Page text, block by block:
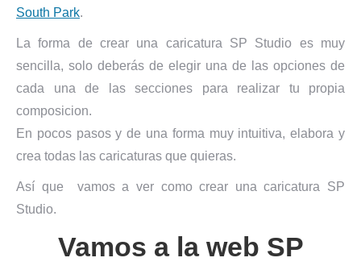
South Park.
La forma de crear una caricatura SP Studio es muy
sencilla, solo deberás de elegir una de las opciones de
cada una de las secciones para realizar tu propia
composicion.
En pocos pasos y de una forma muy intuitiva, elabora y
crea todas las caricaturas que quieras.
Así que vamos a ver como crear una caricatura SP
Studio.
Vamos a la web SP